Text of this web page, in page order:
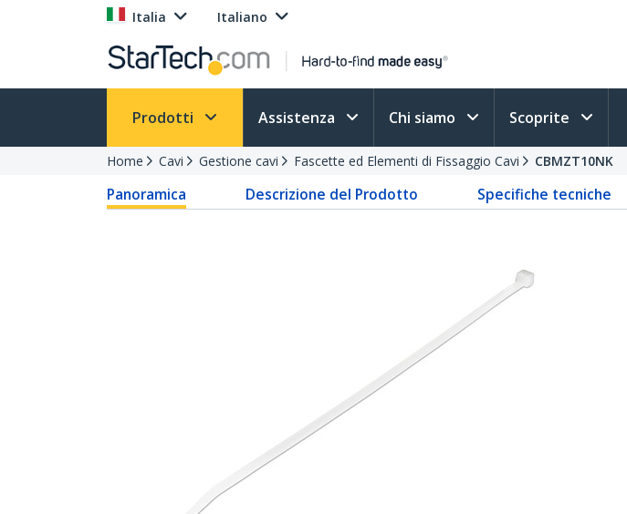
Italia Italiano
Prodotti Assistenza Chi siamo Scoprite
Home Cavi Gestione cavi Fascette ed Elementi di Fissaggio Cavi CBMZT10NK
Panoramica Descrizione del Prodotto Specifiche tecniche